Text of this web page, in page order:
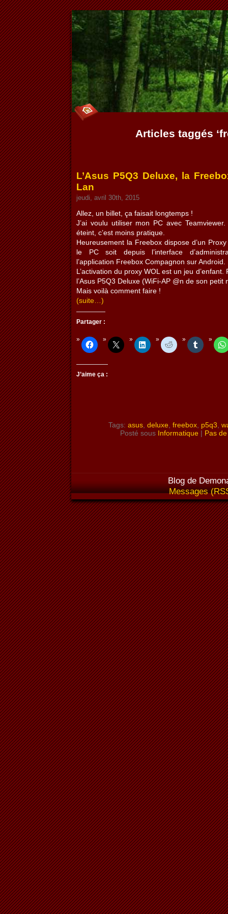
Articles taggés
L’Asus P5Q3 Deluxe, la
Lan
jeudi, avril 30th, 2015
Allez, un billet, ça faisait longtemps !
J’ai voulu utiliser mon PC avec
éteint, c’est moins pratique.
Heureusement la Freebox dispose d’un
le PC soit depuis l’interface
l’application Freebox Compagnon sur Android.
L’activation du proxy WOL est un jeu
l’Asus P5Q3 Deluxe (WiFi-AP @n de son
Mais voilà comment faire !
(suite…)
Partager :
J’aime ça :
Tags: asus, deluxe, freebox, p5q3
Posté sous Informatique| Pas
Blog de
Messages